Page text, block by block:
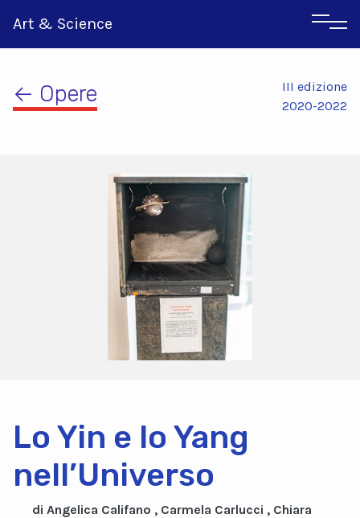
Art & Science
Inglese
← Opere
III edizione
2020-2022
Lo Yin e lo Yang
nell’Universo
di Angelica Califano , Carmela Carlucci , Chiara